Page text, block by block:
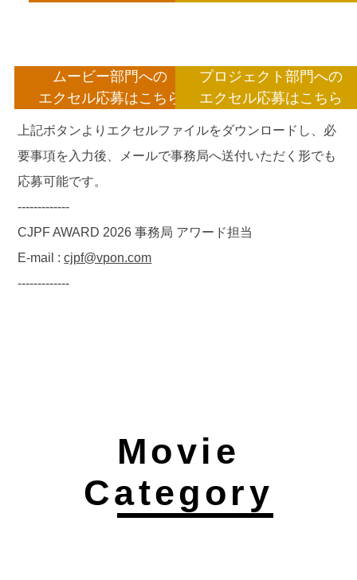
ムービー部門への
エクセル応募はこちら
プロジェクト部門への
エクセル応募はこちら
上記ボタンよりエクセルファイルをダウンロードし、必
要事項を入力後、メールで事務局へ送付いただく形でも
応募可能です。
-------------
CJPF AWARD 2026 事務局 アワード担当
E-mail :cjpf@vpon.com
-------------
Movie
Category